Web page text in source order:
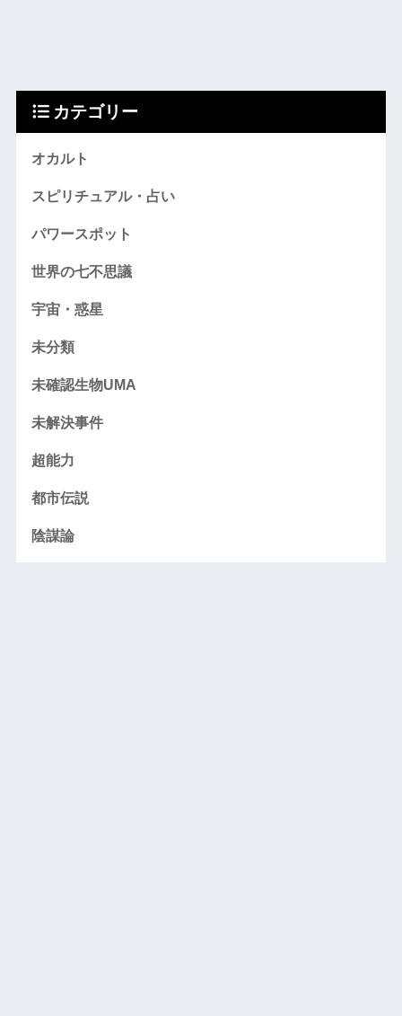
カテゴリー
オカルト
スピリチュアル・占い
パワースポット
世界の七不思議
宇宙・惑星
未分類
未確認生物UMA
未解決事件
超能力
都市伝説
陰謀論